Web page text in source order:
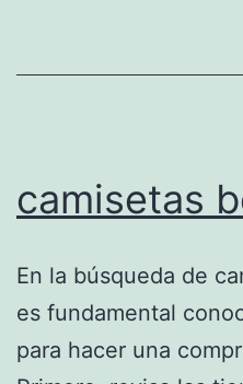
camisetas
En la búsqueda de
es fundamental
para hacer una